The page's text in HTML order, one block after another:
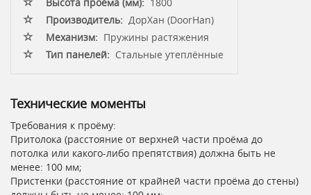
Производитель: ДорХан (DoorHan)
Механизм: Пружины растяжения
Тип панелей: Стальные утеплённые
Технические моменты
Требования к проёму:
Притолока (расстояние от верхней части проёма до
потолка или какого-либо препятствия) должна быть не
менее: 100 мм;
Пристенки (расстояние от крайней части проёма до стены)